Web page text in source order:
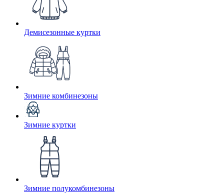
Демисезонные куртки
Зимние комбинезоны
Зимние куртки
Зимние полукомбинезоны